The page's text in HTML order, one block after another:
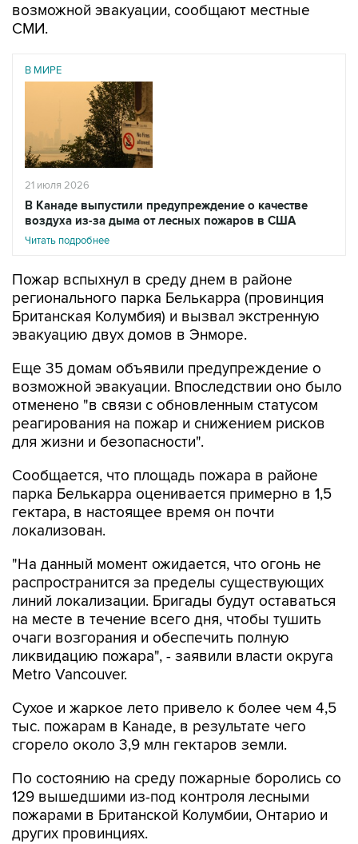
возможной эвакуации, сообщают местные
СМИ.
В МИРЕ
21 июля 2026
В Канаде выпустили предупреждение о качестве
воздуха из-за дыма от лесных пожаров в США
Читать подробнее
Пожар вспыхнул в среду днем в районе
регионального парка Белькарра (провинция
Британская Колумбия) и вызвал экстренную
эвакуацию двух домов в Энморе.
Еще 35 домам объявили предупреждение о
возможной эвакуации. Впоследствии оно было
отменено "в связи с обновленным статусом
реагирования на пожар и снижением рисков
для жизни и безопасности".
Сообщается, что площадь пожара в районе
парка Белькарра оценивается примерно в 1,5
гектара, в настоящее время он почти
локализован.
"На данный момент ожидается, что огонь не
распространится за пределы существующих
линий локализации. Бригады будут оставаться
на месте в течение всего дня, чтобы тушить
очаги возгорания и обеспечить полную
ликвидацию пожара", - заявили власти округа
Metro Vancouver.
Сухое и жаркое лето привело к более чем 4,5
тыс. пожарам в Канаде, в результате чего
сгорело около 3,9 млн гектаров земли.
По состоянию на среду пожарные боролись со
129 вышедшими из-под контроля лесными
пожарами в Британской Колумбии, Онтарио и
других провинциях.